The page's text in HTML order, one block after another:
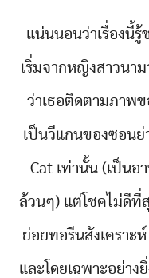
แน่นนอนว่าเรื่องนี้รู้
เริ่มจากหญิงสาวนา
ว่าเธอติดตามภาพ
เป็นวีแกนของซอน
Cat เท่านั้น (เป็นอ
ล้วนๆ) แต่โชคไม่ดีที่
ย่อยทอรีนสังเคราะ
และโดยเฉพาะอย่าง